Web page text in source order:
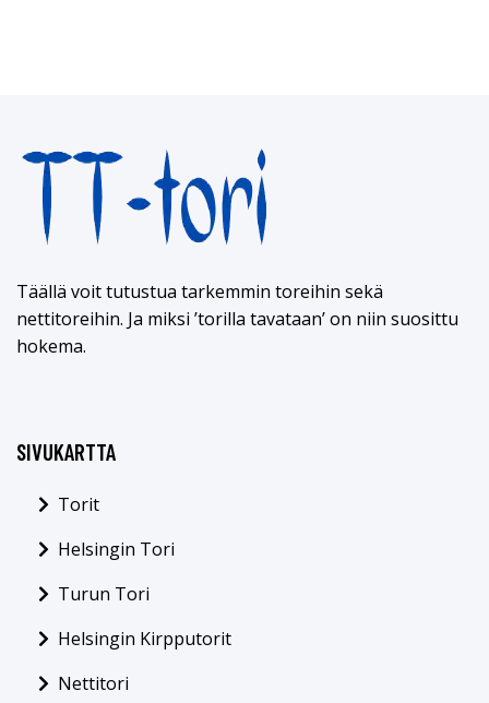
Täällä voit tutustua tarkemmin toreihin sekä
nettitoreihin. Ja miksi ’torilla tavataan’ on niin suosittu
hokema.
SIVUKARTTA
Torit
Helsingin Tori
Turun Tori
Helsingin Kirpputorit
Nettitori